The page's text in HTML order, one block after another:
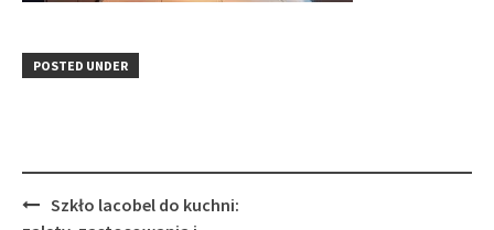
POSTED UNDER
PostSzkło lacobel do kuchni: